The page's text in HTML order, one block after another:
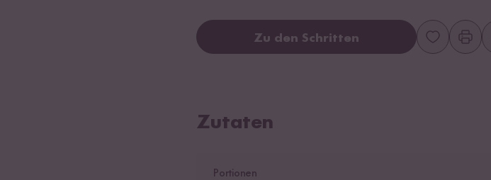
Zu den Schritten
Zutaten
Portionen